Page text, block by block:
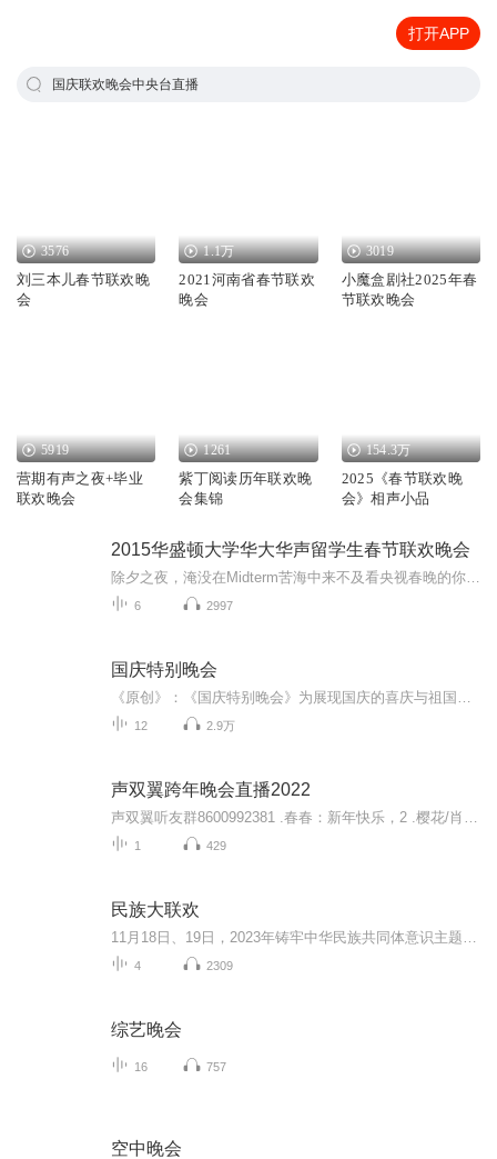
打开APP
国庆联欢晚会中央台直播
3576
刘三本儿春节联欢晚
会
1.1万
2021河南省春节联欢
晚会
3019
小魔盒剧社2025年春
节联欢晚会
5919
营期有声之夜+毕业
联欢晚会
1261
紫丁阅读历年联欢晚
会集锦
154.3万
2025《春节联欢晚
会》相声小品
2015华盛顿大学华大华声留学生春节联欢晚会
6 2997
国庆特别晚会
12 2.9万
声双翼跨年晚会直播2022
1 429
民族大联欢
4 2309
综艺晚会
16 757
空中晚会